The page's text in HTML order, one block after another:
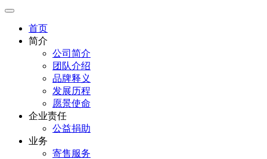
首页
简介
公司简介
团队介绍
品牌释义
发展历程
愿景使命
企业责任
公益捐助
业务
寄售服务